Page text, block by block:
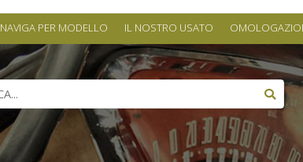
NAVIGA PER MODELLO IL NOSTRO USATO